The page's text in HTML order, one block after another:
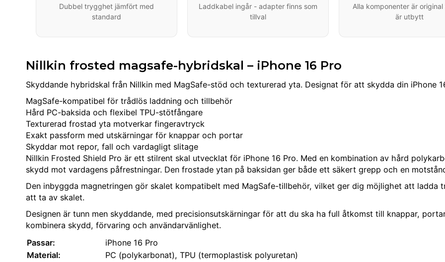
Dubbel trygghet jämfört med
standard
Laddkabel ingår - adapter finns som
tillval
Alla komponenter är
är utbytt
Nillkin frosted magsafe-hybridskal – iPhone 16 Pro
Skyddande hybridskal från Nillkin med MagSafe-stöd och texturerad yta. Designat för att skydda din iPhone
MagSafe-kompatibel för trådlös laddning och tillbehör
Hård PC-baksida och flexibel TPU-stötfångare
Texturerad frostad yta motverkar fingeravtryck
Exakt passform med utskärningar för knappar och portar
Skyddar mot repor, fall och vardagligt slitage
Nillkin Frosted Shield Pro är ett stilrent skal utvecklat för iPhone 16 Pro. Med en kombination av hård
skydd mot vardagens påfrestningar. Den frostade ytan på baksidan ger både ett säkert grepp och en
Den inbyggda magnetringen gör skalet kompatibelt med MagSafe-tillbehör, vilket ger dig möjlighet att ladda
att ta av skalet.
Designen är tunn men skyddande, med precisionsutskärningar för att du ska ha full åtkomst till knappar,
kombinera skydd, förvaring och användarvänlighet.
Passar:
iPhone 16 Pro
Material:
PC (polykarbonat), TPU (termoplastisk polyuretan)